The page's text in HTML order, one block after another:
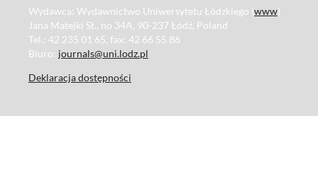
Wydawca: Wydawnictwo Uniwersytetu Łódzkiego (www)
Jana Matejki St., no 34A, 90-237 Łódź, Poland
Tel.: 42 235 01 65, fax: 42 66 55 86
Biuro: journals@uni.lodz.pl
Deklaracja dostępności